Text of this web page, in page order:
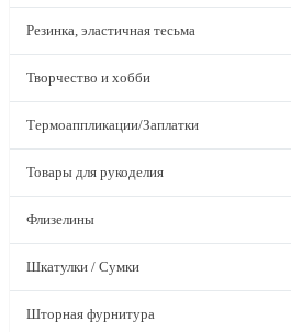
Резинка, эластичная тесьма
Творчество и хобби
Термоаппликации/Заплатки
Товары для рукоделия
Флизелины
Шкатулки / Сумки
Шторная фурнитура